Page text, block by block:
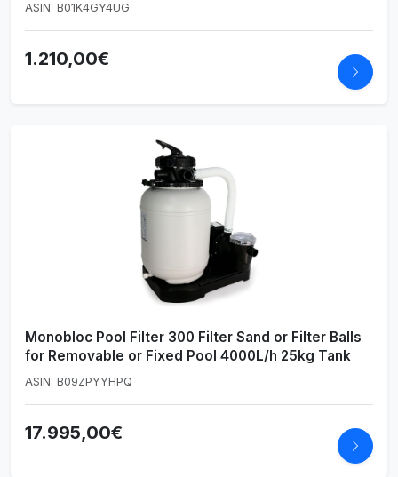
ASIN: B01K4GY4UG
1.210,00€
Monobloc Pool Filter 300 Filter Sand or Filter Balls
for Removable or Fixed Pool 4000L/h 25kg Tank
ASIN: B09ZPYYHPQ
17.995,00€